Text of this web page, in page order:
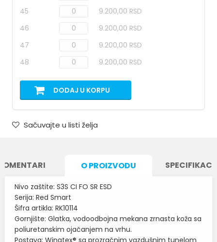
45
9.200,00 RSD
46
9.200,00 RSD
47
9.200,00 RSD
48
9.200,00 RSD
DODAJ U KORPU
Sačuvajte u listi želja
O PROIZVODU
Nivo zaštite: S3S CI FO SR ESD
Serija: Red Smart
Šifra artikla: RK10114
Gornjište: Glatka, vodoodbojna mekana zrnasta koža sa
poliuretanskim ojačanjem na vrhu.
Postava: Wingtex® sa prozračnim vazdušnim tunelom